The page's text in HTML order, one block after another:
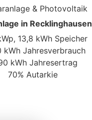
in Recklinghausen
13,8 kWh Speicher
kWh Jahresverbrauch
kWh Jahresertrag
70% Autarkie